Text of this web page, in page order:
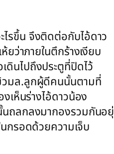
ไรขึ้น จึงติดต่อกับไอ้ดาว
ยว่าภายในตึกร้างเงียบ
ดินไปถึงประตูที่ปิดไว้
วมล.ลูกผู้ดีคนนั้นตามที่
เห็นร่างไอ้ดาวน้อง
นถลกลงมากองรวมกันอยุ่
กรอดด้วยความเจ็บ